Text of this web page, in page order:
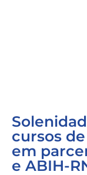
cursos
em
e ABIH-